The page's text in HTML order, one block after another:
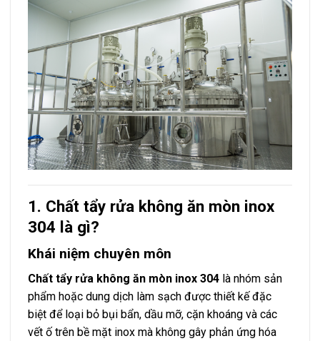
1. Chất tẩy rửa không ăn mòn inox
304 là gì?
Khái niệm chuyên môn
Chất tẩy rửa không ăn mòn inox 304 là nhóm sản
phẩm hoặc dung dịch làm sạch được thiết kế đặc
biệt để loại bỏ bụi bẩn, dầu mỡ, cặn khoáng và các
vết ố trên bề mặt inox mà không gây phản ứng hóa